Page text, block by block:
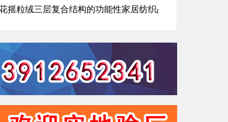
摇粒绒三层复合结构的功能性家居纺织品开发与应用